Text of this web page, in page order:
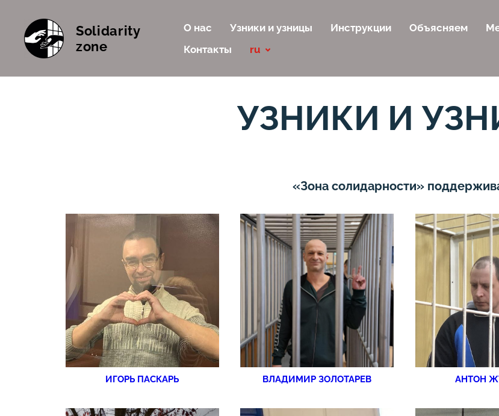
Solidarity
zone
О нас Узники и узницы Инструкции Объясняем
Контакты
ru
УЗНИКИ И
«Зона солидарности»
ИГОРЬ ПАСКАРЬ ВЛАДИМИР ЗОЛОТАРЕВ АНТОН